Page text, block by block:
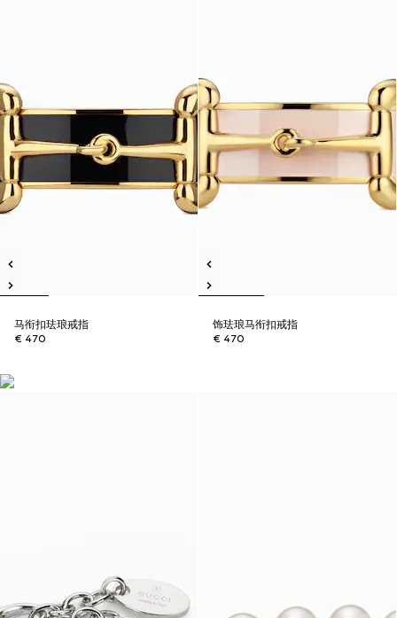
马衔扣珐琅戒指
€ 470
饰珐琅马衔扣戒指
€ 470